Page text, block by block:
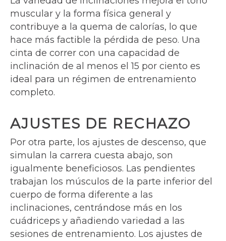
muscular y la forma física general y
contribuye a la quema de calorías, lo que
hace más factible la pérdida de peso. Una
cinta de correr con una capacidad de
inclinación de al menos el 15 por ciento es
ideal para un régimen de entrenamiento
completo.
AJUSTES DE RECHAZO
Por otra parte, los ajustes de descenso, que
simulan la carrera cuesta abajo, son
igualmente beneficiosos. Las pendientes
trabajan los músculos de la parte inferior del
cuerpo de forma diferente a las
inclinaciones, centrándose más en los
cuádriceps y añadiendo variedad a las
sesiones de entrenamiento. Los ajustes de